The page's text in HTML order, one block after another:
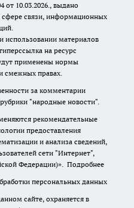
от 10.03.2026., выдано
связи, информационных
использовании материалов
на ресурс
применены нормы
смежных правах.
за комментарии
"народные новости".
рекомендательные
предоставления
и анализа сведений,
сети "Интернет",
Федерации)». Подробнее
персональных данных
сайте, охраняется в